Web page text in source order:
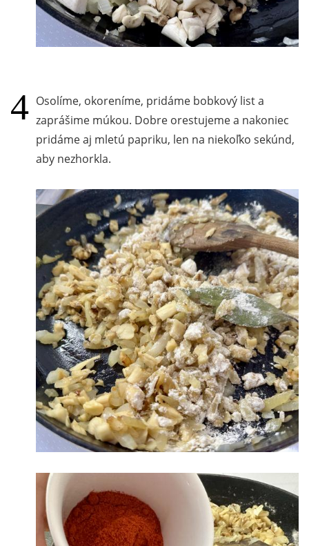
Osolíme, okoreníme, pridáme bobkový list a
zaprášime múkou. Dobre orestujeme a nakoniec
pridáme aj mletú papriku, len na niekoľko sekúnd,
aby nezhorkla.